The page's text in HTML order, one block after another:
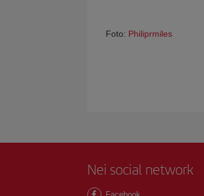
Foto: Philiprmiles
Nei social network